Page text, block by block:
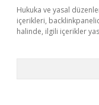
Hukuka ve yasal
içerikleri,
halinde, ilgili içerikler